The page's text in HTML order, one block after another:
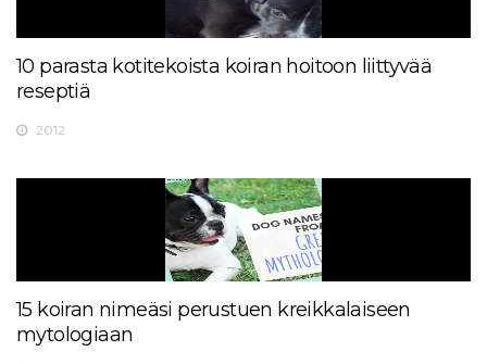
10 parasta kotitekoista koiran hoitoon liittyvää
reseptiä
2012
15 koiran nimeäsi perustuen kreikkalaiseen
mytologiaan